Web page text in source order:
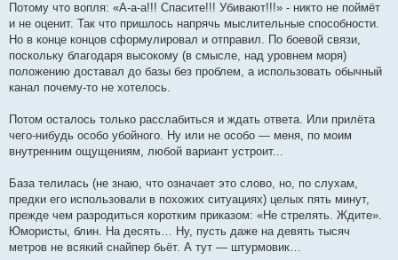
Потому что вопля: «А-а-а!!! Спасите!!! Убивают!!!» - никто не поймёт
и не оценит. Так что пришлось напрячь мыслительные способности.
Но в конце концов сформулировал и отправил. По боевой связи,
поскольку благодаря высокому (в смысле, над уровнем моря)
положению доставал до базы без проблем, а использовать обычный
канал почему-то не хотелось.
Потом осталось только расслабиться и ждать ответа. Или прилёта
чего-нибудь особо убойного. Ну или не особо — меня, по моим
внутренним ощущениям, любой вариант устроит...
База телилась (не знаю, что означает это слово, но, по слухам,
предки его использовали в похожих ситуациях) целых пять минут,
прежде чем разродиться коротким приказом: «Не стрелять. Ждите».
Юмористы, блин. На десять… Ну, пусть даже на девять тысяч
метров не всякий снайпер бьёт. А тут — штурмовик…